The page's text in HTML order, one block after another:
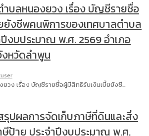
ำบลหนองยวง เรื่อง บัญชีรายชื่อ
ยังชีพคนพิการของเทศบาลตำบล
งบประมาณ พ.ศ. 2569 อำเภอ
งหวัดลำพูน
ยวง เรื่อง บัญชีรายชื่อผู้มีสิทธิรับเงินเบี้ยยังชี…
รุปผลการจัดเก็บภาษีที่ดินและสิ่ง
ป้าย ประจำปีงบประมาณ พ.ศ.